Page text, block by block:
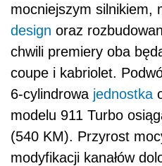
mocniejszym silnikiem,
design oraz
chwili premiery oba
coupe i kabriolet.
6-cylindrowa jednostka
modelu 911 Turbo
(540 KM). Przyrost
modyfikacji kanałów